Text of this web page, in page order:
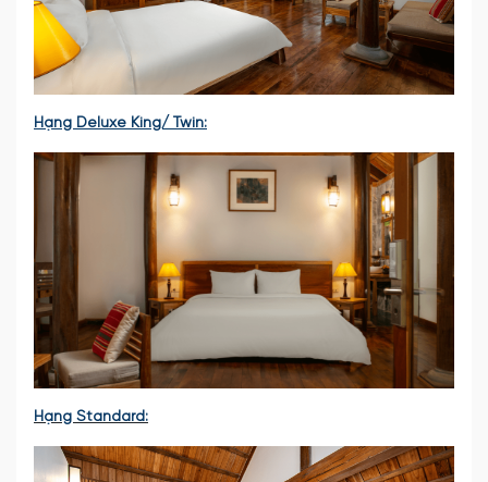
Hạng Deluxe King/ Twin:
Hạng Standard: